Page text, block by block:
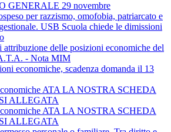
GENERALE 29 novembre
per razzismo, omofobia, patriarcato e
USB Scuola chiede le dimissioni
attribuzione delle posizioni economiche del
- Nota MIM
economiche, scadenza domanda il 13
ATA LA NOSTRA SCHEDA
ALLEGATA
ATA LA NOSTRA SCHEDA
ALLEGATA